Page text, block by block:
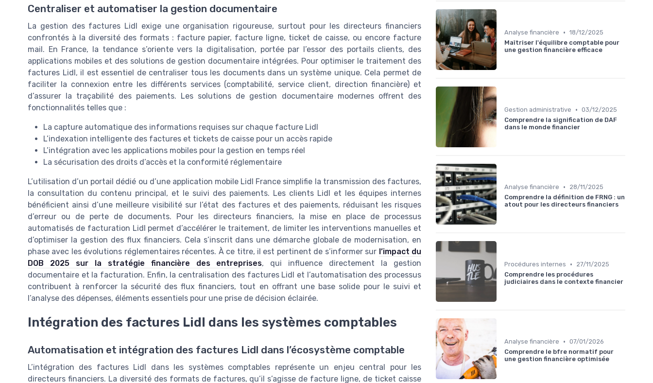
Centraliser et automatiser la gestion documentaire
La gestion des factures Lidl exige une organisation rigoureuse, surtout pour les directeurs financiers
confrontés à la diversité des formats : facture papier, facture ligne, ticket de caisse, ou encore facture
mail. En France, la tendance s’oriente vers la digitalisation, portée par l’essor des portails clients, des
applications mobiles et des solutions de gestion documentaire intégrées. Pour optimiser le traitement des
factures Lidl, il est essentiel de centraliser tous les documents dans un système unique. Cela permet de
faciliter la connexion entre les différents services (comptabilité, service client, direction financière) et
d’assurer la traçabilité des paiements. Les solutions de gestion documentaire modernes offrent des
fonctionnalités telles que :
La capture automatique des informations requises sur chaque facture Lidl
L’indexation intelligente des factures et tickets de caisse pour un accès rapide
L’intégration avec les applications mobiles pour la gestion en temps réel
La sécurisation des droits d’accès et la conformité réglementaire
L’utilisation d’un portail dédié ou d’une application mobile Lidl France simplifie la transmission des factures,
la consultation du contenu principal, et le suivi des paiements. Les clients Lidl et les équipes internes
bénéficient ainsi d’une meilleure visibilité sur l’état des factures et des paiements, réduisant les risques
d’erreur ou de perte de documents. Pour les directeurs financiers, la mise en place de processus
automatisés de facturation Lidl permet d’accélérer le traitement, de limiter les interventions manuelles et
d’optimiser la gestion des flux financiers. Cela s’inscrit dans une démarche globale de modernisation, en
phase avec les évolutions réglementaires récentes. À ce titre, il est pertinent de s’informer sur l’impact du
DOB 2025 sur la stratégie financière des entreprises, qui influence directement la gestion
documentaire et la facturation. Enfin, la centralisation des factures Lidl et l’automatisation des processus
contribuent à renforcer la sécurité des flux financiers, tout en offrant une base solide pour le suivi et
l’analyse des dépenses, éléments essentiels pour une prise de décision éclairée.
Intégration des factures Lidl dans les systèmes comptables
Automatisation et intégration des factures Lidl dans l’écosystème comptable
L’intégration des factures Lidl dans les systèmes comptables représente un enjeu central pour les
directeurs financiers. La diversité des formats de factures, qu’il s’agisse de facture ligne, de ticket caisse
Analyse financière • 18/12/2025
Maîtriser l'équilibre comptable pour
une gestion financière efficace
Gestion administrative • 03/12/2025
Comprendre la signification de DAF
dans le monde financier
Analyse financière •
28/11/2025
Comprendre la définition de FRNG : un
atout pour les directeurs financiers
Procédures internes •
27/11/2025
Comprendre les procédures
judiciaires dans le contexte financier
Analyse financière • 07/01/2026
Comprendre le bfre normatif pour
une gestion financière optimisée